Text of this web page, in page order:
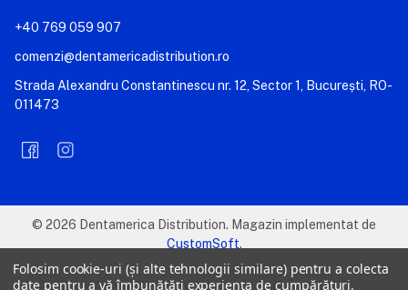
+40 769 059 907
comenzi@dentamericadistribution.ro
Strada Alexandru Constantinescu nr. 12, Sector 1, București, RO-
011473
© 2026 Dentamerica Distribution. Magazin implementat de
CustomSoft.
Folosim cookie-uri (și alte tehnologii similare) pentru a colecta
date pentru a vă îmbunătăți experiența de cumpărături.